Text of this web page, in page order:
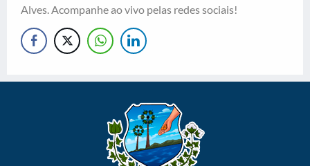
Alves. Acompanhe ao vivo pelas redes sociais!